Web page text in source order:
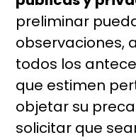
preliminar
observaciones,
todos los
que estimen
objetar su
solicitar que